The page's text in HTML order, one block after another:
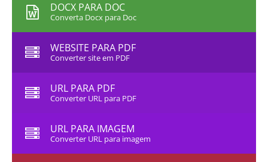
DOCX PARA DOC
Converta Docx para Doc
WEBSITE PARA PDF
Converter site em PDF
URL PARA PDF
Converter URL para PDF
URL PARA IMAGEM
Converter URL para imagem